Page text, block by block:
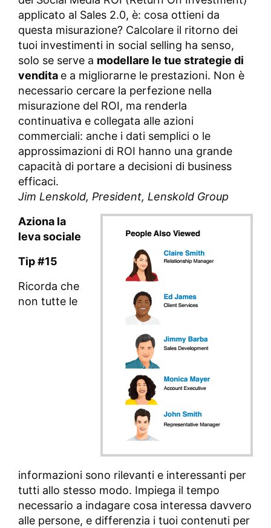
applicato al Sales 2.0, è: cosa ottieni da
questa misurazione? Calcolare il ritorno dei
tuoi investimenti in social selling ha senso,
solo se serve a modellare le tue strategie di
vendita e a migliorarne le prestazioni. Non è
necessario cercare la perfezione nella
misurazione del ROI, ma renderla
continuativa e collegata alle azioni
commerciali: anche i dati semplici o le
approssimazioni di ROI hanno una grande
capacità di portare a decisioni di business
efficaci.
Jim Lenskold, President, Lenskold Group
Aziona la
leva sociale
Tip #15
Ricorda che
non tutte le
informazioni sono rilevanti e interessanti per
tutti allo stesso modo. Impiega il tempo
necessario a indagare cosa interessa davvero
alle persone, e differenzia i tuoi contenuti per